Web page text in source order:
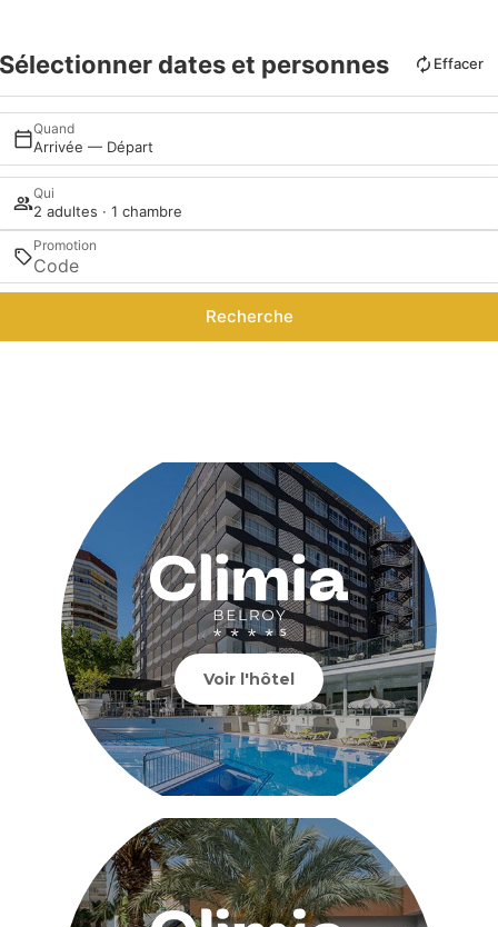
Sélectionner dates et personnes Effacer
Quand
Arrivée — Départ
Qui
2 adultes · 1 chambre
Promotion
Recherche
Voir l'hôtel